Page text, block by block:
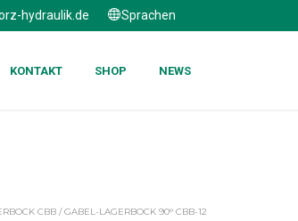
hydraulik.de Sprachen
KONTAKT SHOP NEWS
CBB / GABEL-LAGERBOCK 90° CBB-12